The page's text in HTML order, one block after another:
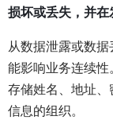
损坏或丢失，并在
从数据泄露或数
能影响业务连续
存储姓名、地址
信息的组织。